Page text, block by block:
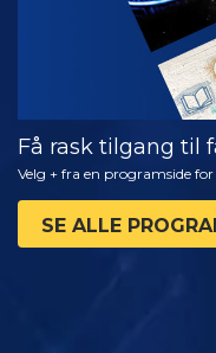
Få rask tilgang til
Velg + fra en programside
SE ALLE